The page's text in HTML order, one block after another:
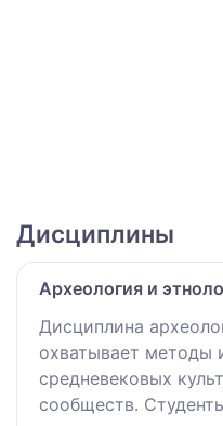
Дисциплины
Археология и
Дисциплина
охватывает методы
средневековых
сообществ.